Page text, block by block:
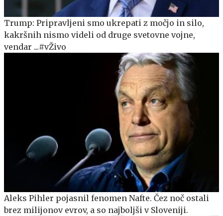
Trump: Pripravljeni smo ukrepati z močjo in silo,
kakršnih nismo videli od druge svetovne vojne,
vendar ...#vŽivo
Aleks Pihler pojasnil fenomen Nafte. Čez noč ostali
brez milijonov evrov, a so najboljši v Sloveniji.